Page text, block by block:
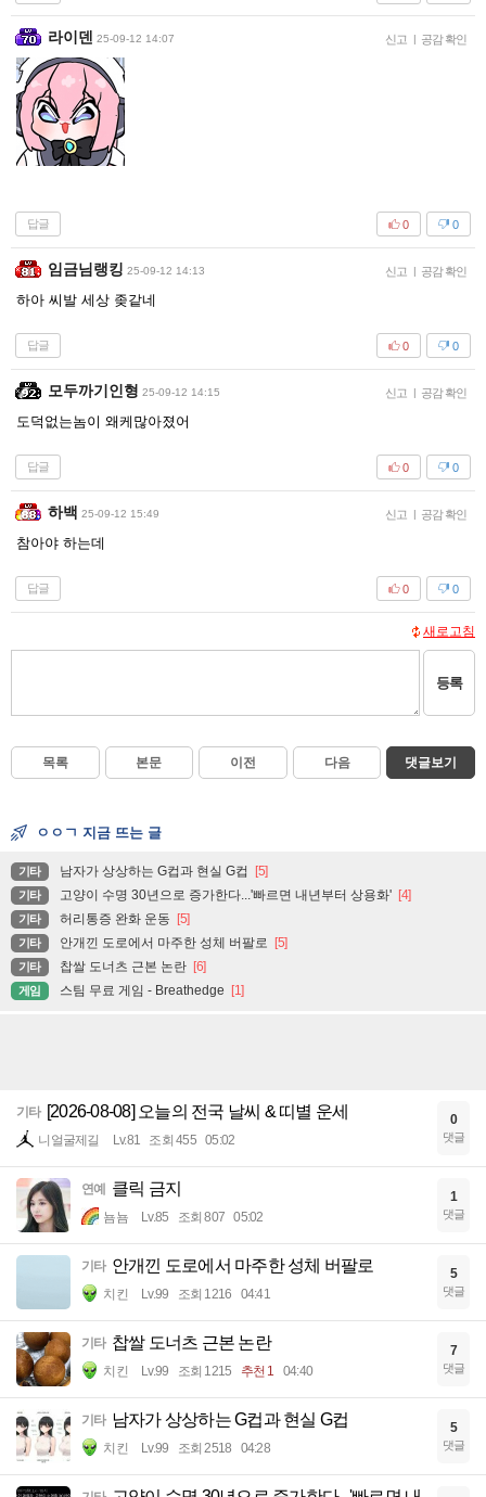
라이덴 25-09-12 14:07 신고 | 공감 확인
답글 0
0
임금님랭킹 25-09-12 14:13 신고 | 공감 확인
하아 씨발 세상 좆같네
답글 0
0
모두까기인형 25-09-12 14:15 신고 | 공감 확인
도덕없는놈이 왜케많아졌어
답글 0
0
하백 25-09-12 15:49 신고 | 공감 확인
참아야 하는데
답글 0
0
새로고침
등록
목록 본문 이전 다음 댓글보기
ㅇㅇㄱ 지금 뜨는 글
기타 남자가 상상하는 G컵과 현실 G컵 [5]
기타 고양이 수명 30년으로 증가한다...'빠르면 내년부터 상용화' [4]
기타 허리통증 완화 운동 [5]
기타 안개낀 도로에서 마주한 성체 버팔로 [5]
기타 찹쌀 도너츠 근본 논란 [6]
게임 스팀 무료 게임 - Breathedge [1]
기타 [2026-08-08] 오늘의 전국 날씨 & 띠별 운세
니얼굴제길 Lv.81 조회 455 05:02
0
댓글
연예 클릭 금지
뇸뇸 Lv.85 조회 807 05:02
1
댓글
기타 안개낀 도로에서 마주한 성체 버팔로
치킨 Lv.99 조회 1216 04:41
5
댓글
기타 찹쌀 도너츠 근본 논란
치킨 Lv.99 조회 1215 추천 1 04:40
7
댓글
기타 남자가 상상하는 G컵과 현실 G컵
치킨 Lv.99 조회 2518 04:28
5
댓글